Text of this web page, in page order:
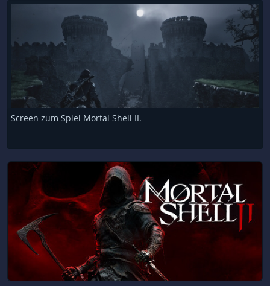
Screen zum Spiel Mortal Shell II.